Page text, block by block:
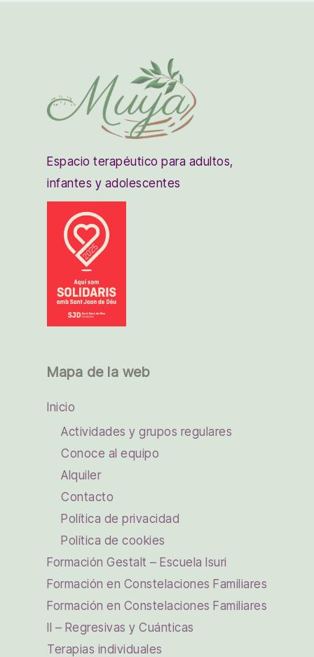
Espacio terapéutico para adultos,
infantes y adolescentes
Mapa de la web
Inicio
Actividades y grupos regulares
Conoce al equipo
Alquiler
Contacto
Política de privacidad
Política de cookies
Formación Gestalt – Escuela Isuri
Formación en Constelaciones Familiares
Formación en Constelaciones Familiares
II – Regresivas y Cuánticas
Terapias individuales